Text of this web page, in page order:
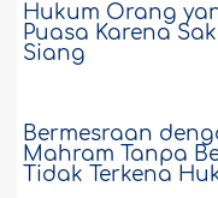
Hukum Orang
Puasa Karena
Siang
Bermesraan
Mahram Tanpa
Tidak Terkena